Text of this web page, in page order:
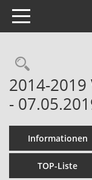
Toggle navigation
2014-
-
Informationen
TOP-Liste